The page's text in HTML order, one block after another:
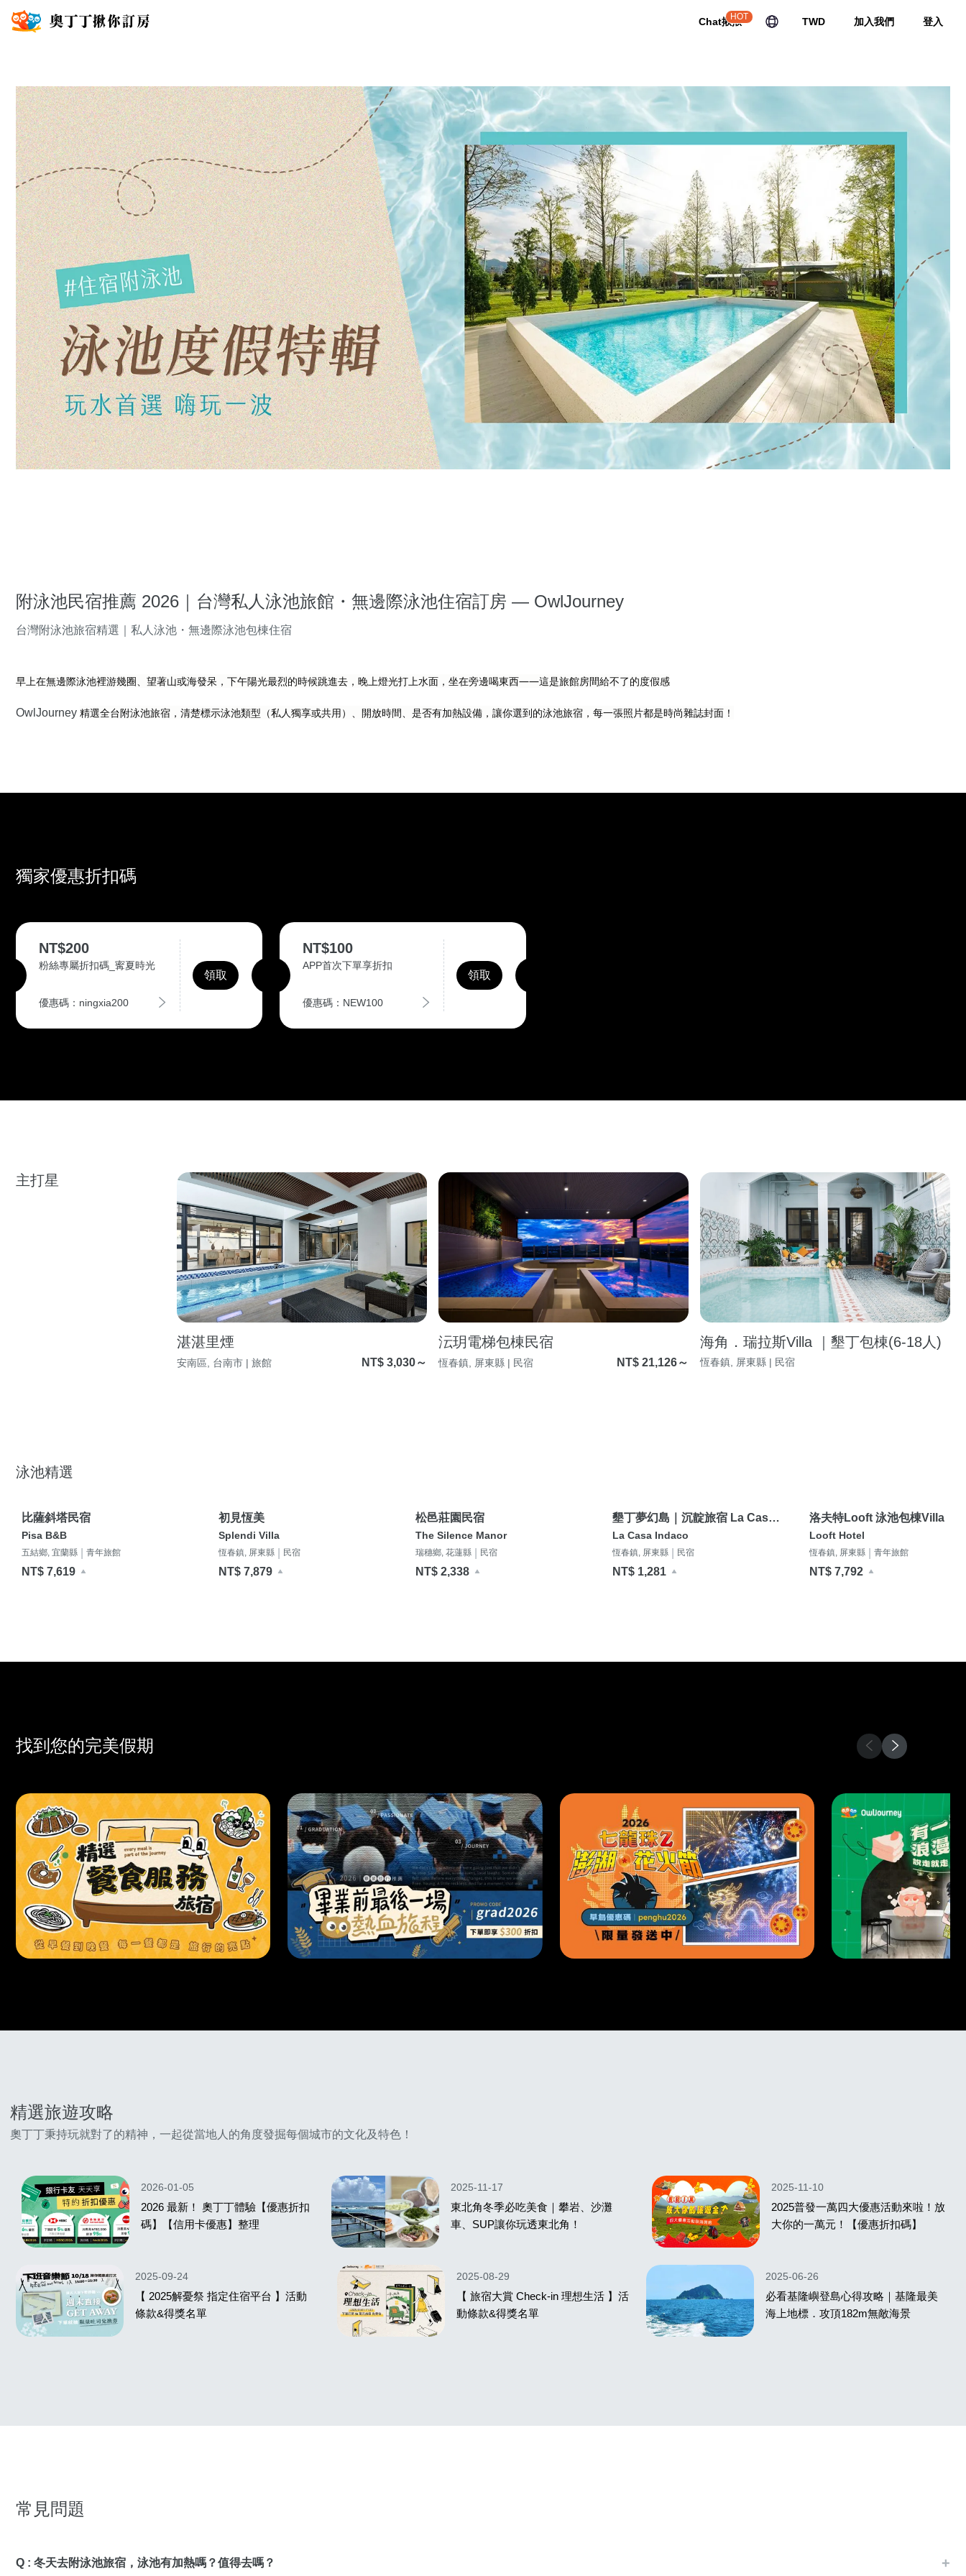
Chat揪揪
HOT TWD 加入我們 登入
附泳池民宿推薦 2026｜台灣私人泳池旅館・無邊際泳池住宿訂房 — OwlJourney
台灣附泳池旅宿精選｜私人泳池・無邊際泳池包棟住宿
早上在無邊際泳池裡游幾圈、望著山或海發呆，下午陽光最烈的時候跳進去，晚上燈光打上水面，坐在旁邊喝東西——這是旅館房間給不了的度假感
OwlJourney 精選全台附泳池旅宿，清楚標示泳池類型（私人獨享或共用）、開放時間、是否有加熱設備，讓你選到的泳池旅宿，每一張照片都是時尚雜誌封面！
獨家優惠折扣碼
NT$200
粉絲專屬折扣碼_寗夏時光
優惠碼：ningxia200
領取
NT$100
APP首次下單享折扣
優惠碼：NEW100
領取
主打星
湛湛里煙
安南區, 台南市 | 旅館 NT$ 3,030～
沄玥電梯包棟民宿
恆春鎮, 屏東縣 | 民宿 NT$ 21,126～
海角．瑞拉斯Villa ｜墾丁包棟(6-18人)
恆春鎮, 屏東縣 | 民宿
泳池精選
比薩斜塔民宿
Pisa B&B
五結鄉, 宜蘭縣 青年旅館
NT$ 7,619
初見恆美
Splendi Villa
恆春鎮, 屏東縣 民宿
NT$ 7,879
松邑莊園民宿
The Silence Manor
瑞穗鄉, 花蓮縣 民宿
NT$ 2,338
墾丁夢幻島｜沉靛旅宿 La Casa
Indaco
La Casa Indaco
恆春鎮, 屏東縣 民宿
NT$ 1,281
洛夫特Looft 泳池包棟Villa
Looft Hotel
恆春鎮, 屏東縣 青年旅館
NT$ 7,792
找到您的完美假期
精選旅遊攻略
奧丁丁秉持玩就對了的精神，一起從當地人的角度發掘每個城市的文化及特色！
2026-01-05
2026 最新！ 奧丁丁體驗【優惠折扣
碼】【信用卡優惠】整理
2025-11-17
東北角冬季必吃美食｜攀岩、沙灘
車、SUP讓你玩透東北角！
2025-11-10
2025普發一萬四大優惠活動來啦！放
大你的一萬元！【優惠折扣碼】
2025-09-24
【 2025解憂祭 指定住宿平台 】活動
條款&得獎名單
2025-08-29
【 旅宿大賞 Check‑in 理想生活 】活
動條款&得獎名單
2025-06-26
必看基隆嶼登島心得攻略｜基隆最美
海上地標．攻頂182m無敵海景
常見問題
Q : 冬天去附泳池旅宿，泳池有加熱嗎？值得去嗎？